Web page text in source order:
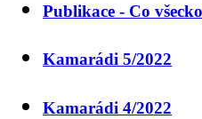
Publikace - Co
Kamarádi 5/2022
Kamarádi 4/2022